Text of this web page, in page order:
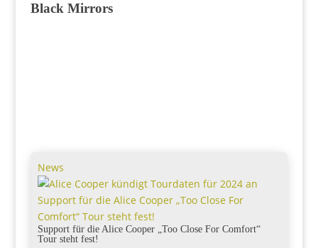
Black Mirrors
News
Support für die Alice Cooper „Too Close For
Comfort“ Tour steht fest!
Support für die Alice Cooper „Too Close For Comfort“
Tour steht fest!